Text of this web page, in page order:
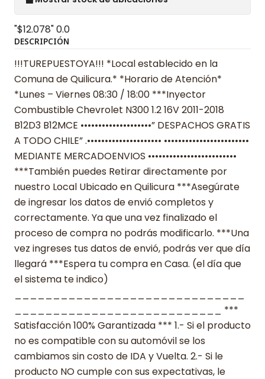
"$12.078"0.0
DESCRIPCIÓN
!!!TUREPUESTOYA!!! *Local establecido en la
Comuna de Quilicura.* *Horario de Atención*
*Lunes – Viernes 08:30 / 18:00 ***Inyector
Combustible Chevrolet N300 1.2 16V 2011-2018
B12D3 B12MCE ••••••••••••••••••••” DESPACHOS GRATIS
A TODO CHILE” .••••••••••••••••••••• ••••••••••••••••••••••••
MEDIANTE MERCADOENVIOS •••••••••••••••••••••••••
***También puedes Retirar directamente por
nuestro Local Ubicado en Quilicura ***Asegúrate
de ingresar los datos de envió completos y
correctamente. Ya que una vez finalizado el
proceso de compra no podrás modificarlo. ***Una
vez ingreses tus datos de envió, podrás ver que día
llegará ***Espera tu compra en Casa. (el día que
el sistema te indico)
___________________________ ***
Satisfacción 100% Garantizada *** 1.- Si el producto
no es compatible con su automóvil se los
cambiamos sin costo de IDA y Vuelta. 2.- Si le
producto NO cumple con sus expectativas, le